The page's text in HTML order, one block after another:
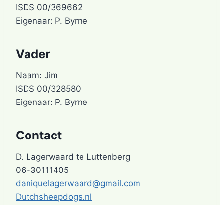
ISDS 00/369662
Eigenaar: P. Byrne
Vader
Naam: Jim
ISDS 00/328580
Eigenaar: P. Byrne
Contact
D. Lagerwaard te Luttenberg
06-30111405
daniquelagerwaard@gmail.com
Dutchsheepdogs.nl